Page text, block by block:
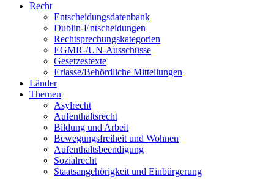
Recht
Entscheidungsdatenbank
Dublin-Entscheidungen
Rechtsprechungskategorien
EGMR-/UN-Ausschüsse
Gesetzestexte
Erlasse/Behördliche Mitteilungen
Länder
Themen
Asylrecht
Aufenthaltsrecht
Bildung und Arbeit
Bewegungsfreiheit und Wohnen
Aufenthaltsbeendigung
Sozialrecht
Staatsangehörigkeit und Einbürgerung